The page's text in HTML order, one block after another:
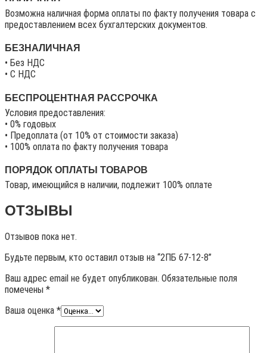
Возможна наличная форма оплаты по факту получения товара с
предоставлением всех бухгалтерских документов.
БЕЗНАЛИЧНАЯ
• Без НДС
• C НДС
БЕСПРОЦЕНТНАЯ РАССРОЧКА
Условия предоставления:
• 0% годовых
• Предоплата (от 10% от стоимости заказа)
• 100% оплата по факту получения товара
ПОРЯДОК ОПЛАТЫ ТОВАРОВ
Товар, имеющийся в наличии, подлежит 100% оплате
ОТЗЫВЫ
Отзывов пока нет.
Будьте первым, кто оставил отзыв на “2ПБ 67-12-8”
Ваш адрес email не будет опубликован. Обязательные поля
помечены *
Ваша оценка *